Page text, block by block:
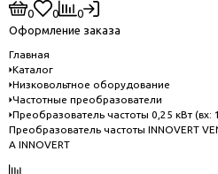
0 0
0
Оформление заказа
Главная
Каталог
Низковольтное оборудование
Частотные преобразователи
Преобразователь частоты 0,25 кВт (вх:
Преобразователь частоты INNOVERT
А INNOVERT